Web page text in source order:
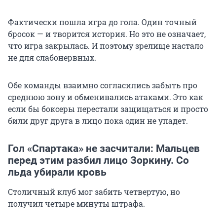
Фактически пошла игра до гола. Один точный
бросок — и творится история. Но это не означает,
что игра закрылась. И поэтому зрелище настало
не для слабонервных.
Обе команды взаимно согласились забыть про
среднюю зону и обменивались атаками. Это как
если бы боксеры перестали защищаться и просто
били друг друга в лицо пока один не упадет.
Гол «Спартака» не засчитали: Мальцев
перед этим разбил лицо Зоркину. Со
льда убирали кровь
Столичный клуб мог забить четвертую, но
получил четыре минуты штрафа.